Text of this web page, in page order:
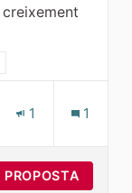
i
1 1
PROPOSTA